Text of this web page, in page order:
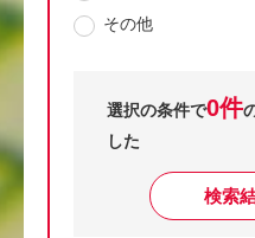
その他
選択の条件で0件
した
検索